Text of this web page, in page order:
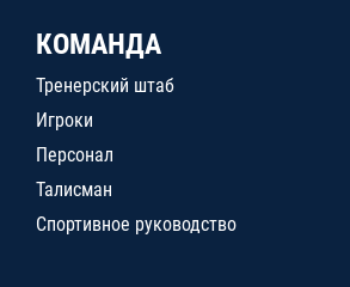
КОМАНДА
Тренерский штаб
Игроки
Персонал
Талисман
Спортивное руководство